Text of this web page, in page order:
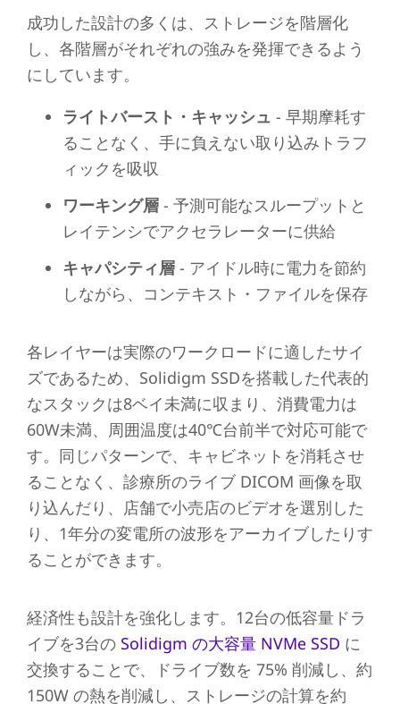
成功した設計の多くは、ストレージを階層化
し、各階層がそれぞれの強みを発揮できるよう
にしています。
ライトバースト・キャッシュ - 早期摩耗す
ることなく、手に負えない取り込みトラフ
ィックを吸収
ワーキング層 - 予測可能なスループットと
レイテンシでアクセラレーターに供給
キャパシティ層 - アイドル時に電力を節約
しながら、コンテキスト・ファイルを保存
各レイヤーは実際のワークロードに適したサイ
ズであるため、Solidigm SSDを搭載した代表的
なスタックは8ベイ未満に収まり、消費電力は
60W未満、周囲温度は40℃台前半で対応可能で
す。同じパターンで、キャビネットを消耗させ
ることなく、診療所のライブ DICOM 画像を取
り込んだり、店舗で小売店のビデオを選別した
り、1年分の変電所の波形をアーカイブしたりす
ることができます。
経済性も設計を強化します。12台の低容量ドラ
イブを3台の Solidigm の大容量 NVMe SSD に
交換することで、ドライブ数を 75% 削減し、約
150W の熱を削減し、ストレージの計算を約